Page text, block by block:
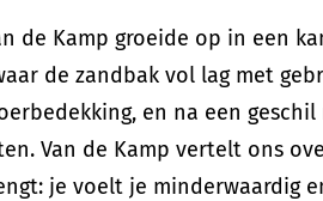
de Kamp groeide op in een
de zandbak vol lag met
en na een
Van de Kamp vertelt ons
je voelt je minderwaardig